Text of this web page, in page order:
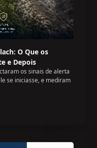
O Que os
e Depois
os sinais de alerta
se iniciasse, e mediram